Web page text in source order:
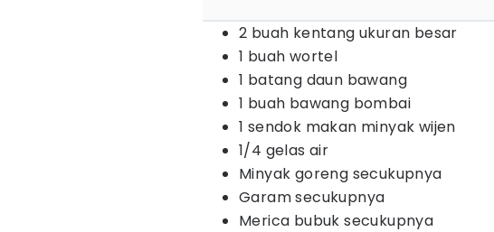
2 buah kentang ukuran besar
1 buah wortel
1 batang daun bawang
1 buah bawang bombai
1 sendok makan minyak wijen
1/4 gelas air
Minyak goreng secukupnya
Garam secukupnya
Merica bubuk secukupnya